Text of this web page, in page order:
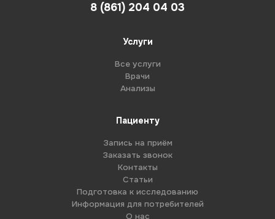
8 (861) 204 04 03
Услуги
Все услуги
Врачи
Анализы
Пациенту
Запись на приём
Заказать звонок
Контакты
Статьи
Подготовка к исследованию
Информация для потребителей
О нас